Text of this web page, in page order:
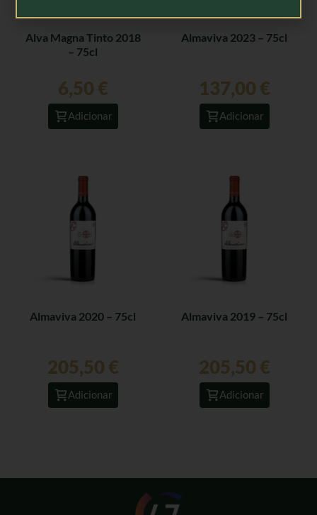
Alva Magna Tinto 2018
– 75cl
6,50 €
Adicionar
Almaviva 2023 – 75cl
137,00 €
Adicionar
Almaviva 2020 – 75cl
205,50 €
Adicionar
Almaviva 2019 – 75cl
205,50 €
Adicionar